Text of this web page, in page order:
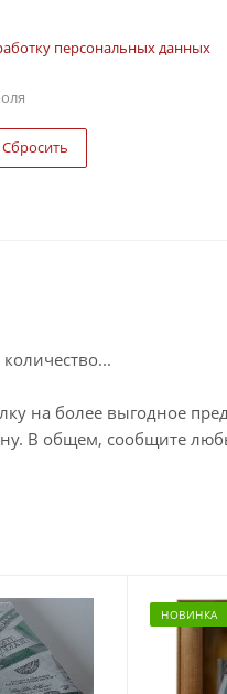
персональных данных
Сбросить
на более выгодное
В общем, сообщите
НОВИНКА